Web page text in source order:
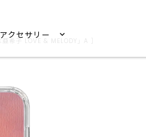
アクセサリー
子 LOVE & MELODY」A ］